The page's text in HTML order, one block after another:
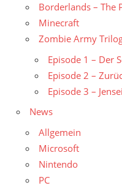
Borderlands – The
Minecraft
Zombie Army
Episode 1 – Der
Episode 2 –
Episode 3 –
News
Allgemein
Microsoft
Nintendo
PC